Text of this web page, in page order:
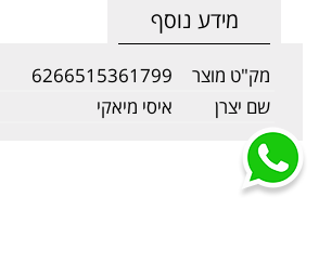
מידע נוסף
מק"ט מוצר
6266515361799
שם יצרן
איסי מיאקי